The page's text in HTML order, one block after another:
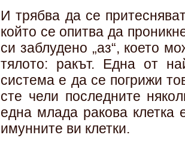
И трябва да се
който се опитва да
си заблудено „аз“, което
тялото: ракът. Една от
система е да се погрижи
сте чели последните
една млада ракова
имунните ви клетки.